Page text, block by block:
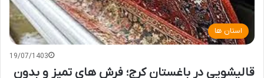
استان ها
19/07/1403
قالیشویی در باغستان کرج؛ فرش های تمیز و بدون